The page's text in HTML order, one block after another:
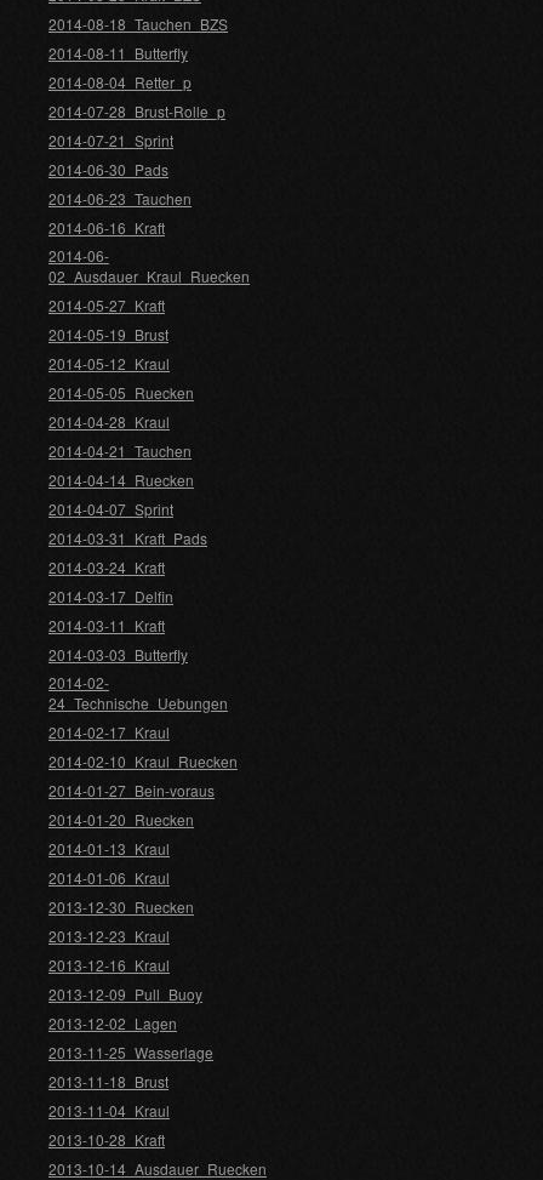
2014-08-18_Tauchen_BZS
2014-08-11_Butterfly
2014-08-04_Retter_p
2014-07-28_Brust-Rolle_p
2014-07-21_Sprint
2014-06-30_Pads
2014-06-23_Tauchen
2014-06-16_Kraft
2014-06-
02_Ausdauer_Kraul_Ruecken
2014-05-27_Kraft
2014-05-19_Brust
2014-05-12_Kraul
2014-05-05_Ruecken
2014-04-28_Kraul
2014-04-21_Tauchen
2014-04-14_Ruecken
2014-04-07_Sprint
2014-03-31_Kraft_Pads
2014-03-24_Kraft
2014-03-17_Delfin
2014-03-11_Kraft
2014-03-03_Butterfly
2014-02-
24_Technische_Uebungen
2014-02-17_Kraul
2014-02-10_Kraul_Ruecken
2014-01-27_Bein-voraus
2014-01-20_Ruecken
2014-01-13_Kraul
2014-01-06_Kraul
2013-12-30_Ruecken
2013-12-23_Kraul
2013-12-16_Kraul
2013-12-09_Pull_Buoy
2013-12-02_Lagen
2013-11-25_Wasserlage
2013-11-18_Brust
2013-11-04_Kraul
2013-10-28_Kraft
2013-10-14_Ausdauer_Ruecken